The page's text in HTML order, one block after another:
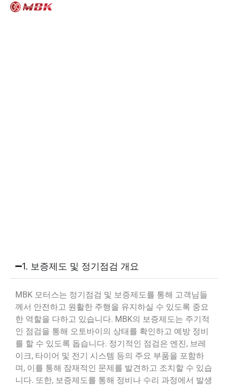
1. 보증제도 및 정기점검 개요
MBK 모터스는 정기점검 및 보증제도를 통해 고객님들
께서 안전하고 원활한 주행을 유지하실 수 있도록 중요
한 역할을 다하고 있습니다. MBK의 보증제도는 주기적
인 점검을 통해 오토바이의 상태를 확인하고 예방 정비
를 할 수 있도록 돕습니다. 정기적인 점검은 엔진, 브레
이크, 타이어 및 전기 시스템 등의 주요 부품을 포함하
며, 이를 통해 잠재적인 문제를 발견하고 조치할 수 있습
니다. 또한, 보증제도를 통해 정비나 수리 과정에서 발생